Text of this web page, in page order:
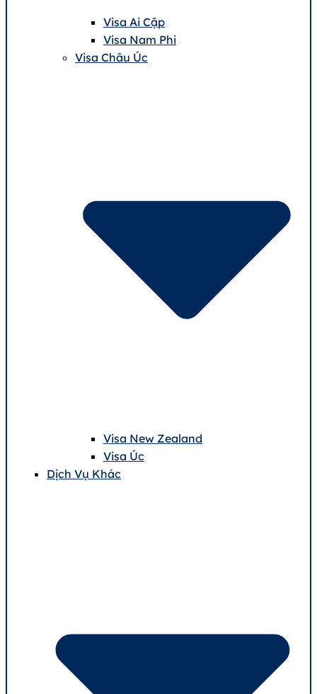
Visa Ai Cập
Visa Nam Phi
Visa Châu Úc
Visa New Zealand
Visa Úc
Dịch Vụ Khác